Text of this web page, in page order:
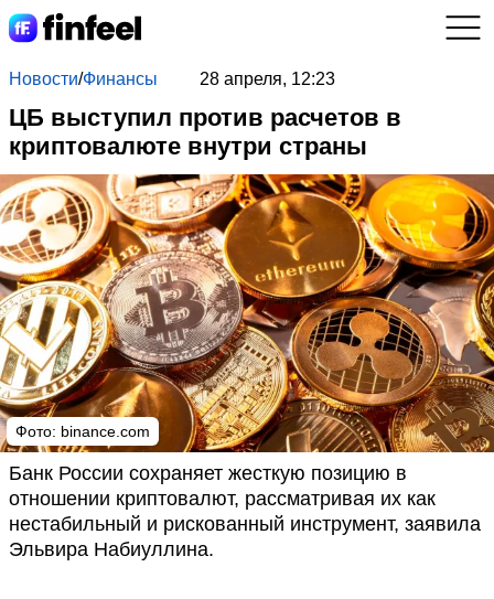
Новости/Финансы 28 апреля, 12:23
ЦБ выступил против расчетов в
криптовалюте внутри страны
Фото: binance.com
Банк России сохраняет жесткую позицию в
отношении криптовалют, рассматривая их как
нестабильный и рискованный инструмент, заявила
Эльвира Набиуллина.